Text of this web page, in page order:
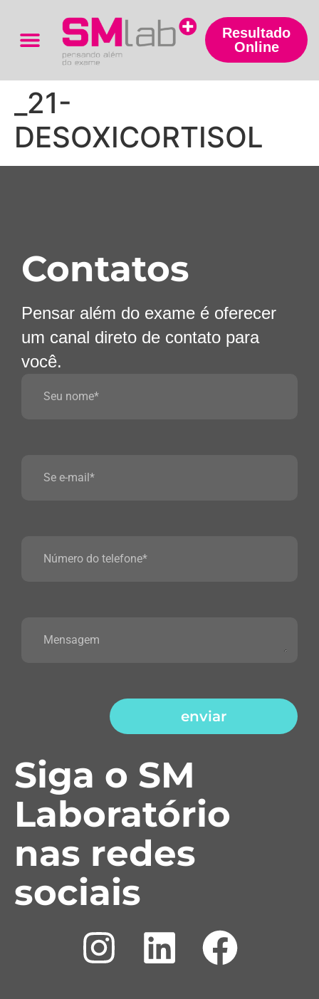
Resultado
Online
_21-
DESOXICORTISOL
Contatos
Pensar além do exame é oferecer
um canal direto de contato para
você.
enviar
Siga o SM
Laboratório
nas redes
sociais